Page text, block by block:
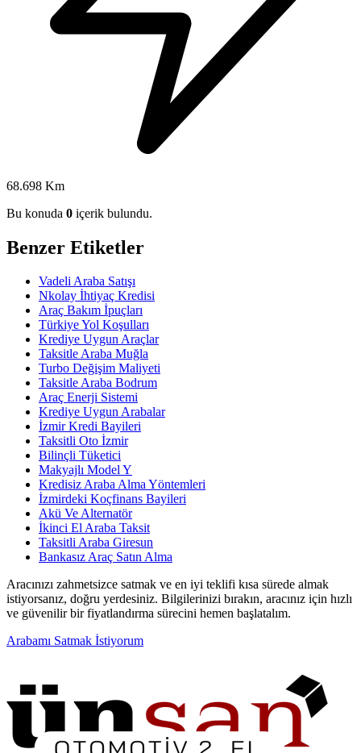
68.698 Km
Bu konuda 0 içerik bulundu.
Benzer Etiketler
Vadeli Araba Satışı
Nkolay İhtiyaç Kredisi
Araç Bakım İpuçları
Türkiye Yol Koşulları
Krediye Uygun Araçlar
Taksitle Araba Muğla
Turbo Değişim Maliyeti
Taksitle Araba Bodrum
Araç Enerji Sistemi
Krediye Uygun Arabalar
İzmir Kredi Bayileri
Taksitli Oto İzmir
Bilinçli Tüketici
Makyajlı Model Y
Kredisiz Araba Alma Yöntemleri
İzmirdeki Koçfinans Bayileri
Akü Ve Alternatör
İkinci El Araba Taksit
Taksitli Araba Giresun
Bankasız Araç Satın Alma
Aracınızı zahmetsizce satmak ve en iyi teklifi kısa sürede almak
istiyorsanız, doğru yerdesiniz. Bilgilerinizi bırakın, aracınız için hızlı
ve güvenilir bir fiyatlandırma sürecini hemen başlatalım.
Arabamı Satmak İstiyorum